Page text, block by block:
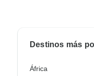
Destinos más
África